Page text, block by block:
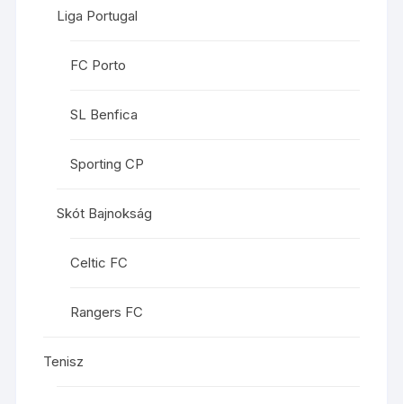
Liga Portugal
FC Porto
SL Benfica
Sporting CP
Skót Bajnokság
Celtic FC
Rangers FC
Tenisz